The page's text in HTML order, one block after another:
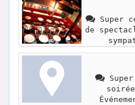
Super
de
Super